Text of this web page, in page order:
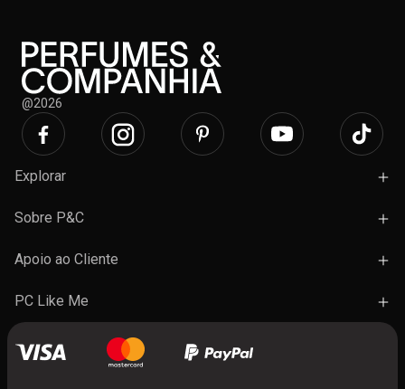
@2026
Explorar
Campanhas
Presentes
Sobre P&C
Lojas e Ações
Apoio ao Cliente
Termos e Condições Gerais de Venda
FAQ's
Contactos
PC Like Me
A minha conta
Benefícios do programa